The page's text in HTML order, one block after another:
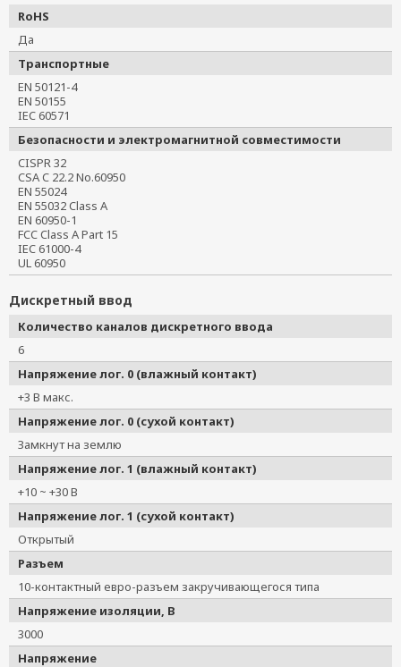
RoHS
Да
Транспортные
EN 50121-4
EN 50155
IEC 60571
Безопасности и электромагнитной совместимости
CISPR 32
CSA C 22.2 No.60950
EN 55024
EN 55032 Class A
EN 60950-1
FCC Class A Part 15
IEC 61000-4
UL 60950
Дискретный ввод
Количество каналов дискретного ввода
6
Напряжение лог. 0 (влажный контакт)
+3 В макс.
Напряжение лог. 0 (сухой контакт)
Замкнут на землю
Напряжение лог. 1 (влажный контакт)
+10 ~ +30 В
Напряжение лог. 1 (сухой контакт)
Открытый
Разъем
10-контактный евро-разъем закручивающегося типа
Напряжение изоляции, В
3000
Напряжение